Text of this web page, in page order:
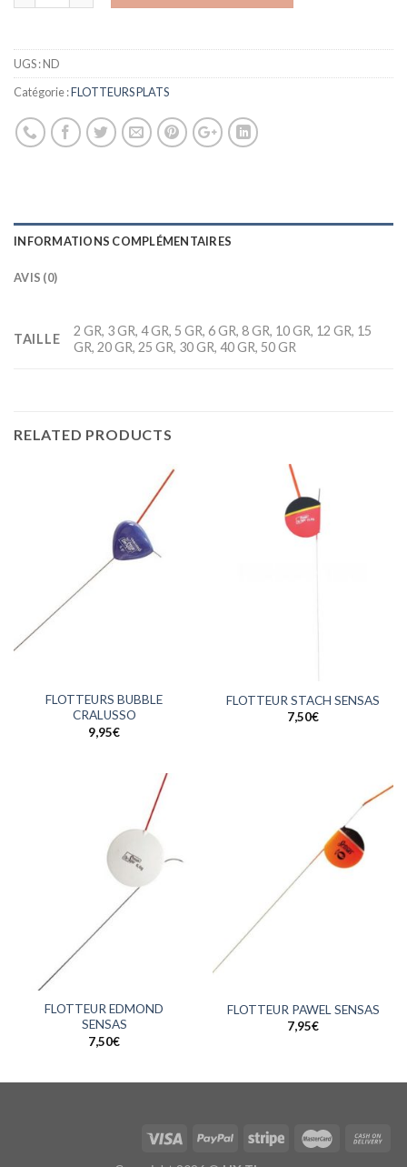
UGS :ND
Catégorie :FLOTTEURS PLATS
INFORMATIONS COMPLÉMENTAIRES
AVIS (0)
TAILLE
2 GR, 3 GR, 4 GR, 5 GR, 6 GR, 8 GR, 10 GR, 12 GR, 15
GR, 20 GR, 25 GR, 30 GR, 40 GR, 50 GR
RELATED PRODUCTS
FLOTTEURS BUBBLE
CRALUSSO
9,95€
FLOTTEUR STACH SENSAS
7,50€
FLOTTEUR EDMOND
SENSAS
7,50€
FLOTTEUR PAWEL SENSAS
7,95€